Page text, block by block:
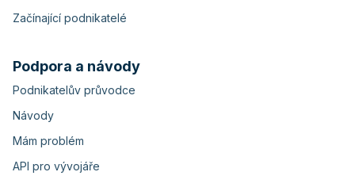
Začínající podnikatelé
Podpora a návody
Podnikatelův průvodce
Návody
Mám problém
API pro vývojáře